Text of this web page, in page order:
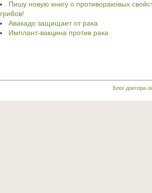
Пишу новую книгу о противораковых
грибов!
Авакадо защищает от рака
Имплант-вакцина против рака
Блог доктора